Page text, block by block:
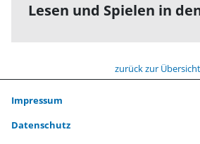
Lesen und Spielen in
zurück zur Übersicht
Impressum
Datenschutz